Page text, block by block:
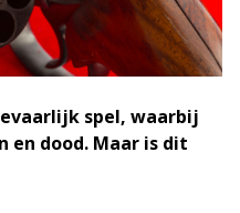
spel, waarbij
en dood. Maar is dit